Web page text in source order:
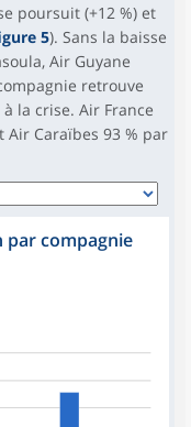
poursuit (+12 %) et
5). Sans la baisse
Air Guyane
retrouve
la crise. Air France
Air Caraïbes 93 % par
par compagnie